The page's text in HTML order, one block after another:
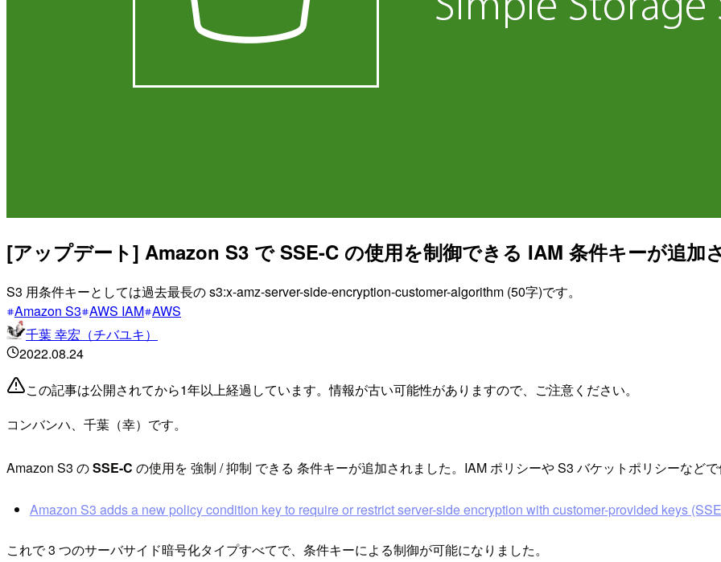
[アップデート] Amazon S3 で SSE-C の使用を制御できる IAM 条件キーが追加
S3 用条件キーとしては過去最長の s3:x-amz-server-side-encryption-customer-algorithm (50字)です。
Amazon S3 AWS IAM AWS
千葉 幸宏（チバユキ）
2022.08.24
この記事は公開されてから1年以上経過しています。情報が古い可能性がありますので、ご注意ください。
コンバンハ、千葉（幸）です。
Amazon S3 のSSE-C の使用を 強制 / 抑制 できる 条件キーが追加されました。IAM ポリシーや S3 バケットポリシーなどで
Amazon S3 adds a new policy condition key to require or restrict server-side encryption with customer-provided keys
これで 3 つのサーバサイド暗号化タイプすべてで、条件キーによる制御が可能になりました。